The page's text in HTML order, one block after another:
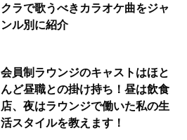
クラで歌うべきカラオケ曲をジャ
ンル別に紹介
会員制ラウンジのキャストはほと
んど昼職との掛け持ち！昼は飲食
店、夜はラウンジで働いた私の生
活スタイルを教えます！